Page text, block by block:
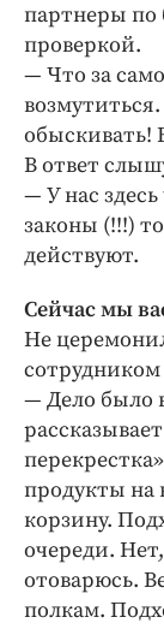
партнеры по
проверкой.
— Что за
обыскивать!
В ответ
— У нас
законы (!!!)
действуют.
Сейчас мы
Не
— Дело было
продукты на
корзину.
очереди.
отоварюсь.
полкам.